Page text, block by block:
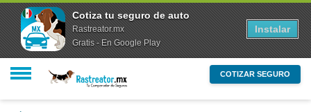
COTIZAR SEGURO
Cotiza tu seguro de auto
Rastreator.mx
Gratis - En Google Play
Instalar